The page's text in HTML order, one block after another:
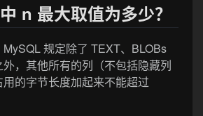
n 最大取值为多少？
规定除了 TEXT、BLOBs
，其他所有的列（不包括隐藏列
的字节长度加起来不能超过